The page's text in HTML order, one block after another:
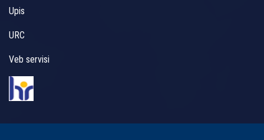
Upis
URC
Veb servisi